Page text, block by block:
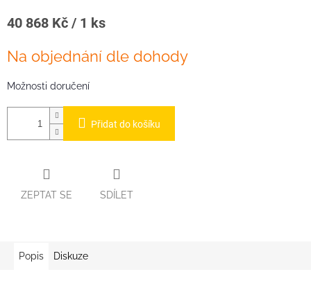
Měrná
40 868 Kč / 1 ks
Na objednání dle dohody
Možnosti doručení
Přidat do košíku
ZEPTAT SE SDÍLET
Popis Diskuze